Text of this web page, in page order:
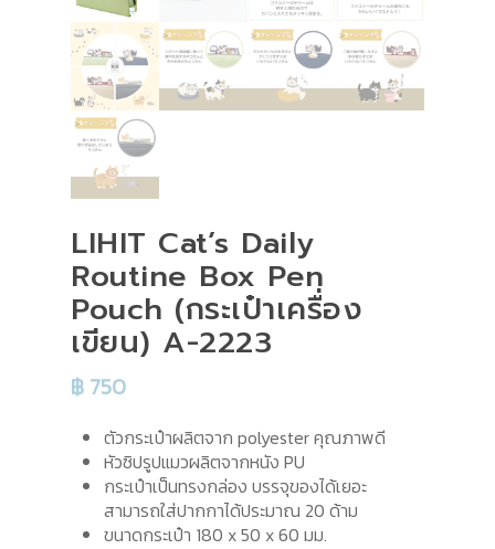
LIHIT Cat’s Daily
Routine Box Pen
Pouch (กระเป๋าเครื่อง
เขียน) A-2223
฿ 750
ตัวกระเป๋าผลิตจาก polyester คุณภาพดี
หัวซิปรูปแมวผลิตจากหนัง PU
กระเป๋าเป็นทรงกล่อง บรรจุของได้เยอะ
สามารถใส่ปากกาได้ประมาณ 20 ด้าม
ขนาดกระเป๋า 180 x 50 x 60 มม.